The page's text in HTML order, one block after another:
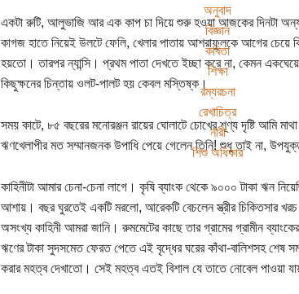
অনুবাদ
বিজ্ঞান
কবিতা
শিক্ষা
রম্যরচনা
রেখাচিত্র
নারী
শিশু অধিকার
একটা রুটি, আলুভাজি আর এক কাপ চা দিয়ে শুরু হওয়া আজকের দিনটা
কাগজ হাতে নিয়েই উলটে ফেলি, খেলার পাতায় আশরাফুলকে আগের চেয়ে
হয়তো। তারপর ন্যান্সি। প্রথম পাতা দেখতে ইচ্ছা করে না, কেমন
কিছুক্ষনের চিন্তায় ওলট-পালট হয় কেবল মস্তিষ্ক।
সময় কাটে, ৮৫ বছরের মনোরঞ্জন রায়ের ঘোলাটে চোখের শূণ্য দৃষ্টি আমি
ঋণখেলাপীর মত সম্মানজনক উপাধি পেয়ে গেলেন তিনি! শুধু তাই না,
কাহিনীটা আমার চেনা-চেনা লাগে। কৃষি ব্যাংক থেকে ৯০০০ টাকা ঋন
আশায়। বছর ঘুরতেই একটি মরলো, আরেকটি বেচলেন স্ত্রীর চিকিতসার
অসংখ্য কাহিনী আমরা জানি। রুমমেটের কাছে তার গ্রামের গ্রামীন
ঋণের টাকা সুদসমেত ফেরত পেতে এই বৃদ্ধের ঘরের কাঁথা-বালিশসহ শেষ
করার মহত্ব দেখাতো। সেই মহত্ব এতই বিশাল যে তাতে নোবেল পাওয়া